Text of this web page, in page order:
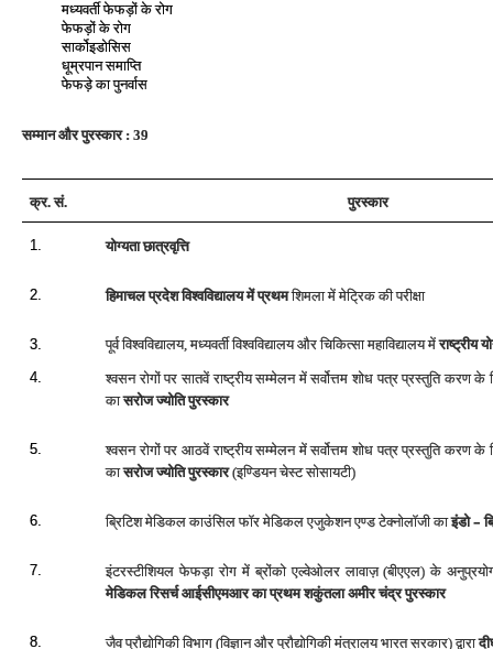
मध्यवर्ती फेफड़ों के रोग
फेफड़ों के रोग
सार्कोइडोसिस
धूम्रपान समाप्ति
फेफड़े का पुनर्वास
सम्‍मान और पुरस्‍कार : 39
क्र. सं. पुरस्‍कार
1. योग्‍यता छात्रवृत्ति
2. हिमाचल प्रदेश विश्‍वविद्यालय में प्रथमशिमला में मेट्रिक की परीक्षा
3. पूर्व विश्वविद्यालय, मध्यवर्ती विश्वविद्यालय और चिकित्सा महाविद्यालय में राष्‍ट्रीय
4.
श्‍वसन रोगों पर सातवें राष्‍ट्रीय सम्‍मेलन में सर्वोत्तम शोध पत्र प्रस्‍तुति करण के
कासरोज ज्‍योति पुरस्‍कार
5.
श्‍वसन रोगों पर आठवें राष्‍ट्रीय सम्‍मेलन में सर्वोत्तम शोध पत्र प्रस्‍तुति करण के
कासरोज ज्‍योति पुरस्‍कार(इण्डियन चेस्‍ट सोसायटी)
6. ब्रिटिश मेडिकल काउंसिल फॉर मेडिकल एजुकेशन एण्‍ड टेक्‍नोलॉजी काइंडो–
7.
इंटरस्‍टीशियल फेफड़ा रोग में ब्रोंको एल्‍वेओलर लावाज़ (बीएएल) के
मेडिकल रिसर्च आईसीएमआर का प्रथम शकुंतला अमीर चंद्र पुरस्‍कार
8. जैव प्रौद्योगिकी विभाग (विज्ञान और प्रौद्योगिकी मंत्रालय भारत सरकार) द्वारा